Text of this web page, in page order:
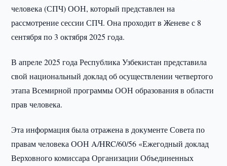
человека (СПЧ) ООН, который представлен на
рассмотрение сессии СПЧ. Она проходит в Женеве с 8
сентября по 3 октября 2025 года.
В апреле 2025 года Республика Узбекистан представила
свой национальный доклад об осуществлении четвертого
этапа Всемирной программы ООН образования в области
прав человека.
Эта информация была отражена в документе Совета по
правам человека ООН A/HRC/60/56 «Ежегодный доклад
Верховного комиссара Организации Объединенных